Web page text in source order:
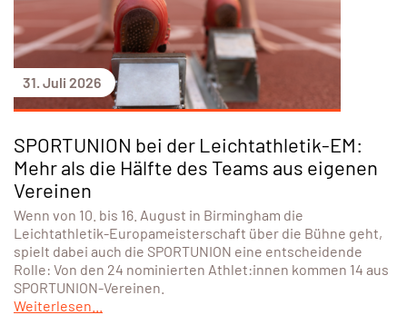
31. Juli 2026
SPORTUNION bei der Leichtathletik-EM:
Mehr als die Hälfte des Teams aus eigenen
Vereinen
Wenn von 10. bis 16. August in Birmingham die
Leichtathletik-Europameisterschaft über die Bühne geht,
spielt dabei auch die SPORTUNION eine entscheidende
Rolle: Von den 24 nominierten Athlet:innen kommen 14 aus
SPORTUNION-Vereinen.
Weiterlesen...